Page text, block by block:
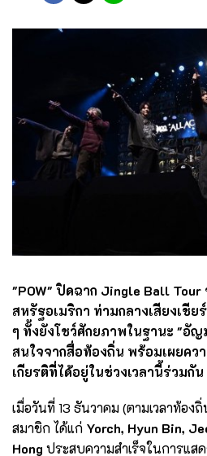
"POW" ปิดฉาก Jingle Ball
สหรัฐอเมริกา ท่ามกลางเสียงเชี
ๆ ทั้งยังโชว์ศักยภาพในฐานะ "อั
สนใจจากสื่อท้องถิ่น พร้อมเผยคว
เกียรติที่ได้อยู่ในช่วงเวลานี้ร่วมกัน
เมื่อวันที่ 13 ธันวาคม (ตามเวลาท้อง
สมาชิก ได้แก่ Yorch, Hyun Bin,
Hong ประสบความสำเร็จในการแส